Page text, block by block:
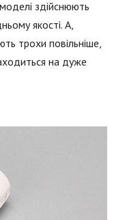
моделі здійснюють
якості. А,
трохи повільніше,
на дуже